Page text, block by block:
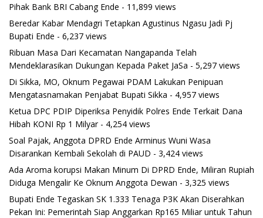
Pihak Bank BRI Cabang Ende - 11,899 views
Beredar Kabar Mendagri Tetapkan Agustinus Ngasu Jadi Pj
Bupati Ende - 6,237 views
Ribuan Masa Dari Kecamatan Nangapanda Telah
Mendeklarasikan Dukungan Kepada Paket JaSa - 5,297 views
Di Sikka, MO, Oknum Pegawai PDAM Lakukan Penipuan
Mengatasnamakan Penjabat Bupati Sikka - 4,957 views
Ketua DPC PDIP Diperiksa Penyidik Polres Ende Terkait Dana
Hibah KONI Rp 1 Milyar- 4,254 views
Soal Pajak, Anggota DPRD Ende Arminus Wuni Wasa
Disarankan Kembali Sekolah di PAUD - 3,424 views
Ada Aroma korupsi Makan Minum Di DPRD Ende, Miliran Rupiah
Diduga Mengalir Ke Oknum Anggota Dewan - 3,325 views
Bupati Ende Tegaskan SK 1.333 Tenaga P3K Akan Diserahkan
Pekan Ini: Pemerintah Siap Anggarkan Rp165 Miliar untuk Tahun